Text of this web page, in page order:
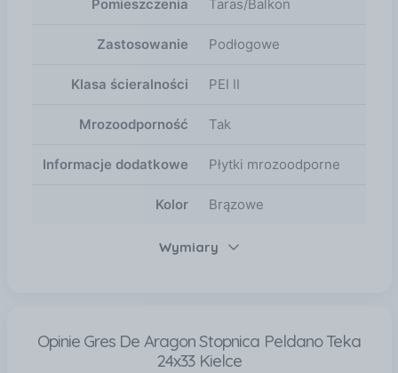
łatwość montażu dzięki standardowym wymiarom,
i na zewnątrz budynków, dostępność w eleganckim
Aragon jest renomowanym producentem płytek
produktów. Wybierając płytki tej marki, masz
najwyższej jakości materiałów.
Pomieszczenia Taras/Balkon
Zastosowanie Podłogowe
Klasa ścieralności PEI II
Mrozoodporność Tak
Informacje dodatkowe Płytki mrozoodporne
Kolor Brązowe
Wymiary
Opinie Gres De Aragon Stopnica Peldano Teka
24x33 Kielce